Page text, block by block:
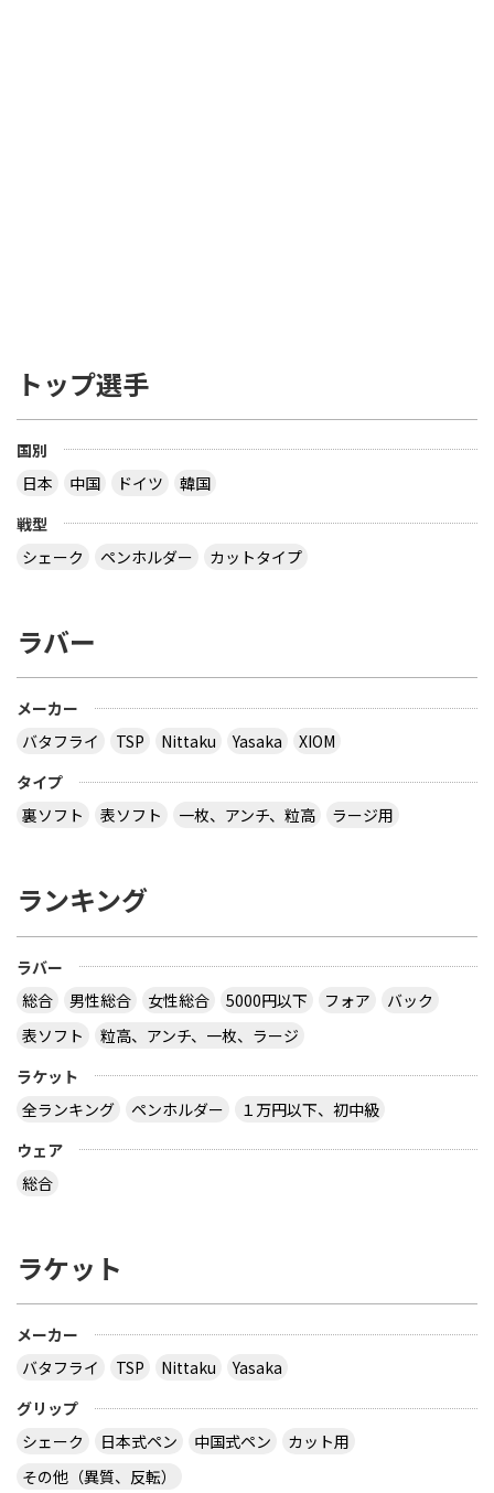
トップ選手
国別
日本
中国 ドイツ
韓国
戦型
シェーク
ペンホルダー カットタイプ
ラバー
メーカー
バタフライ
TSP Nittaku Yasaka
XIOM
タイプ
裏ソフト
表ソフト 一枚、アンチ、粒高 ラージ用
ランキング
ラバー
総合
男性総合 女性総合 5000円以下 フォア
バック
表ソフト
粒高、アンチ、一枚、ラージ
ラケット
全ランキング
ペンホルダー
１万円以下、初中級
ウェア
総合
ラケット
メーカー
バタフライ
TSP Nittaku
Yasaka
グリップ
シェーク
日本式ペン 中国式ペン
カット用
その他（異質、反転）